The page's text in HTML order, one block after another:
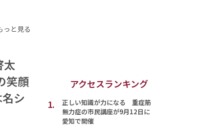
っと見る
太
笑顔
シ
アクセスランキング
1.
正しい知識が力になる 重症筋
無力症の市民講座が9月12日に
愛知で開催